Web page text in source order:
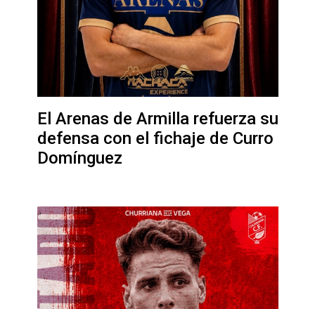
El Arenas de Armilla refuerza su
defensa con el fichaje de Curro
Domínguez